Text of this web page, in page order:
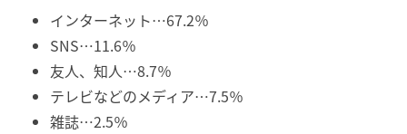
インターネット…67.2％
SNS…11.6％
友人、知人…8.7％
テレビなどのメディア…7.5％
雑誌…2.5％